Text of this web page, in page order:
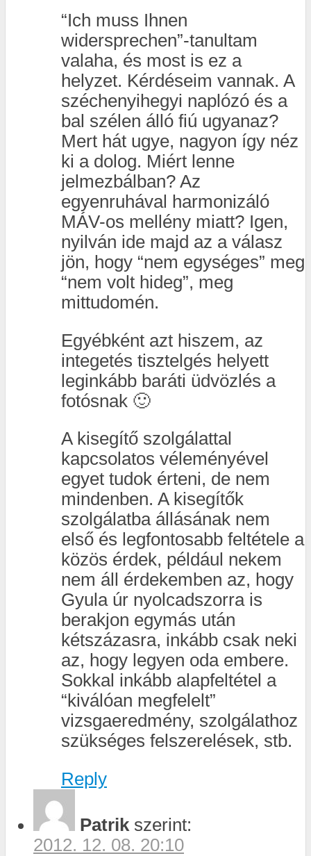
“Ich muss Ihnen
widersprechen”-tanultam
valaha, és most is ez a
helyzet. Kérdéseim vannak. A
széchenyihegyi naplózó és a
bal szélen álló fiú ugyanaz?
Mert hát ugye, nagyon így néz
ki a dolog. Miért lenne
jelmezbálban? Az
egyenruhával harmonizáló
MÁV-os mellény miatt? Igen,
nyilván ide majd az a válasz
jön, hogy “nem egységes” meg
“nem volt hideg”, meg
mittudomén.
Egyébként azt hiszem, az
integetés tisztelgés helyett
leginkább baráti üdvözlés a
fotósnak 🙂
A kisegítő szolgálattal
kapcsolatos véleményével
egyet tudok érteni, de nem
mindenben. A kisegítők
szolgálatba állásának nem
első és legfontosabb feltétele a
közös érdek, például nekem
nem áll érdekemben az, hogy
Gyula úr nyolcadszorra is
berakjon egymás után
kétszázasra, inkább csak neki
az, hogy legyen oda embere.
Sokkal inkább alapfeltétel a
“kiválóan megfelelt”
vizsgaeredmény, szolgálathoz
szükséges felszerelések, stb.
Reply
Patrik szerint:
2012. 12. 08. 20:10